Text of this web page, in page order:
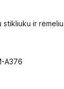
stikliuku ir rėmeliu
A376